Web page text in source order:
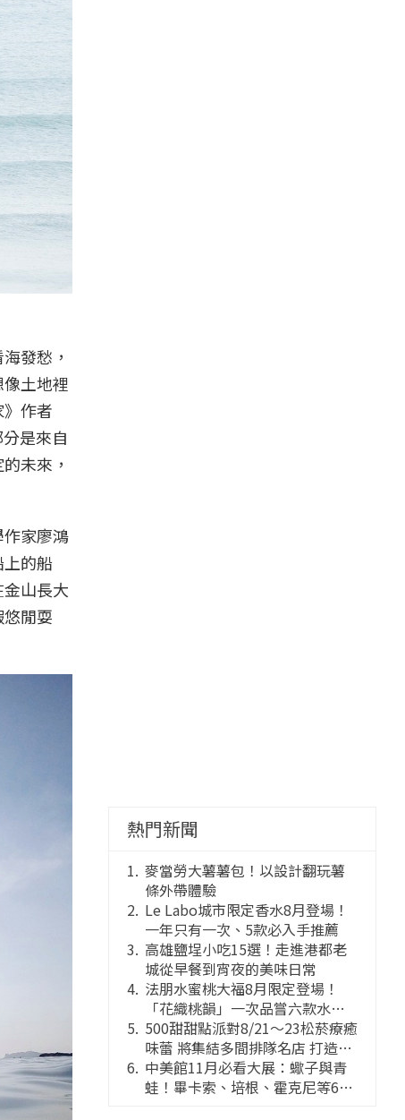
發愁，
土地裡
作者
是來自
未來，
家廖鴻
的船
山長大
閒耍
熱門新聞
麥當勞大薯薯包！以設計翻玩薯
條外帶體驗
Le Labo城市限定香水8月登場！
一年只有一次、5款必入手推薦
高雄鹽埕小吃15選！走進港都老
城從早餐到宵夜的美味日常
法朋水蜜桃大福8月限定登場！
「花織桃韻」一次品嘗六款水蜜
桃花果大福
500甜甜點派對8/21～23松菸療癒
味蕾 將集結多間排隊名店 打造靈
感創意的舞台
中美館11月必看大展：蠍子與青
蛙！畢卡索、培根、霍克尼等66